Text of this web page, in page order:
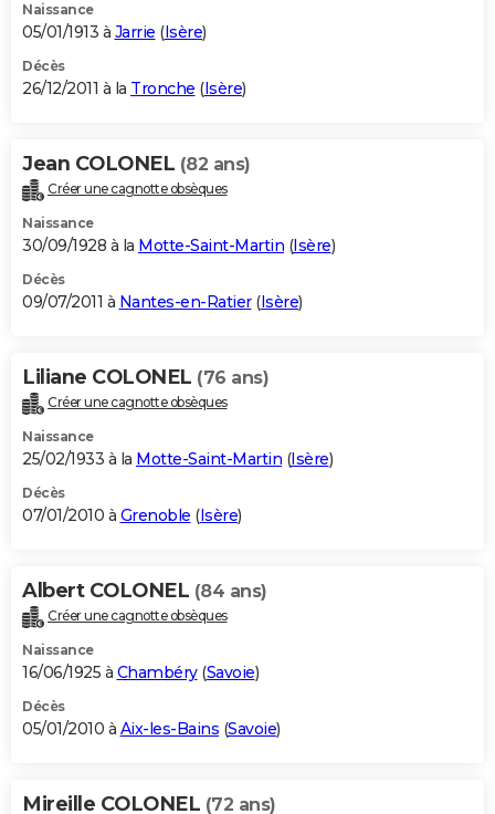
Naissance
05/01/1913 à Jarrie (Isère)
Décès
26/12/2011 à la Tronche (Isère)
Jean COLONEL (82 ans)
Créer une cagnotte obsèques
Naissance
30/09/1928 à la Motte-Saint-Martin (Isère)
Décès
09/07/2011 à Nantes-en-Ratier(Isère)
Liliane COLONEL (76 ans)
Créer une cagnotte obsèques
Naissance
25/02/1933 à la Motte-Saint-Martin (Isère)
Décès
07/01/2010 à Grenoble (Isère)
Albert COLONEL (84 ans)
Créer une cagnotte obsèques
Naissance
16/06/1925 à Chambéry(Savoie)
Décès
05/01/2010 à Aix-les-Bains (Savoie)
Mireille COLONEL (72 ans)